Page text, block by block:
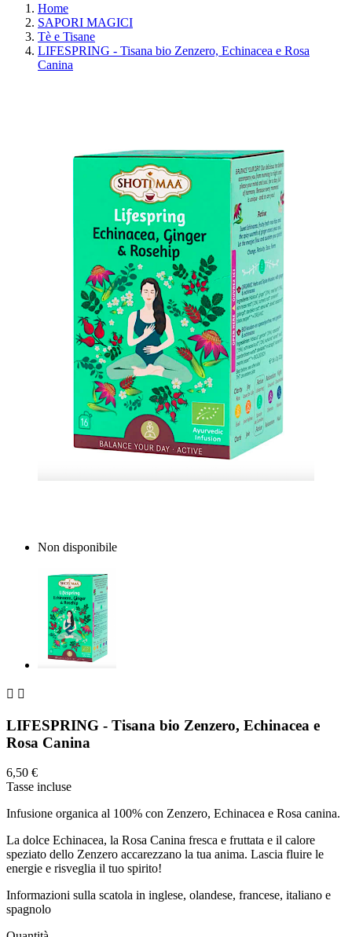
Home
SAPORI MAGICI
Tè e Tisane
LIFESPRING - Tisana bio Zenzero, Echinacea e Rosa
Canina
Non disponibile
 
LIFESPRING - Tisana bio Zenzero, Echinacea e
Rosa Canina
6,50 €
Tasse incluse
Infusione organica al 100% con Zenzero, Echinacea e Rosa canina.
La dolce Echinacea, la Rosa Canina fresca e fruttata e il calore
speziato dello Zenzero accarezzano la tua anima. Lascia fluire le
energie e risveglia il tuo spirito!
Informazioni sulla scatola in inglese, olandese, francese, italiano e
spagnolo